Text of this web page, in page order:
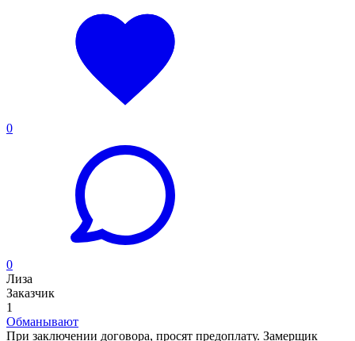
0
0
Лиза
Заказчик
1
Обманывают
При заключении договора, просят предоплату. Замерщик